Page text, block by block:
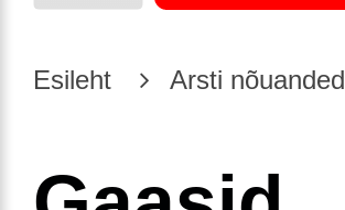
Esileht Arsti nõuanded